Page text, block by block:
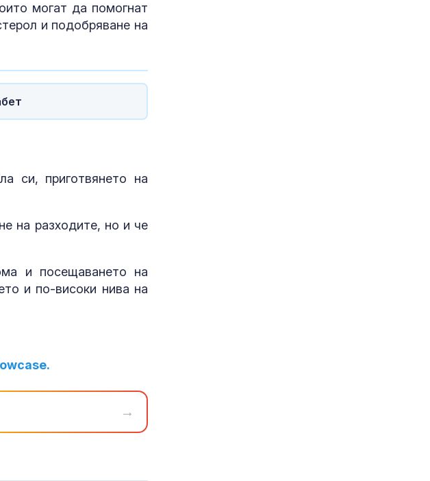
могат да помогнат
и подобряване на
си, приготвянето на
на разходите, но и че
и посещаването на
и по-високи нива на
→